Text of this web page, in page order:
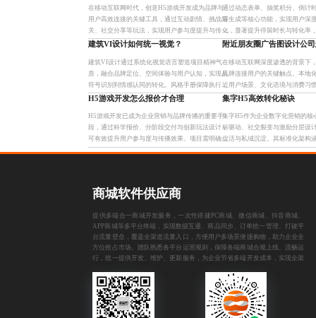
在移动互联网时代，创意H5游戏开发成为品牌与
用户高效连接的关键工具，通过互动剧情、挑战闯
关、社交分享等玩法，实现用户参与度提升与传播
裂变。其核心在于精准洞察用户心理，结合品牌调
通过动态表单、抽奖积分、倒计
容生成等核心功能，实现用户深
化，显著提升停留时长与转化率
板化开发流程，助力品牌精准触
建筑VI设计如何统一视觉？
建筑VI设计通过系统化视觉语言塑造项目精神气
质，融合品牌定位、空间体验与用户认知，实现从
符号识别到情感认同的转化。风格手册保障执行统
一，复合型视觉表达拓展数字交互场景，提升辨识
附近朋友圈广告图设计公
在移动互联网深度渗透的背景下
品牌连接用户的关键触点。本地
近用户场景、文化语境与消费习
升广告情感共鸣与转化率。具备
H5游戏开发怎么报价才合理
H5游戏开发已成为企业营销与品牌传播的重要手
段，通过科学报价、分阶段交付与创新玩法设计，
可有效提升用户参与度与传播效果。项目需明确目
标、控制功能边界，并融入裂变分享、积分兑换等
集字H5高效转化秘诀
集字H5作为企业数字化营销的核
标驱动、社交裂变与激励分层设
促活与私域沉淀。其标准化架构
则清晰度、激励分层与社交链路
商城软件供应商
提供多端合一商城开发服务，一次性搭建PC商城、微信商城、抖音商城、
APP商城等多平台终端，实现数据互通、商品同步、订单统一管理。打破平
台流量壁垒，覆盖全渠道流量入口，方便用户多场景便捷购物，助力企业全
方位抢占市场。团队熟悉各平台运营规则，保障各端商城合规上线、流畅运
行，统一提供开发、维护、更新服务，为企业节省多端开发成本，实现全渠